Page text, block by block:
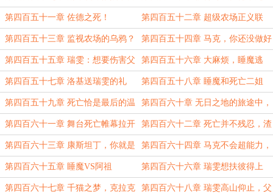
标是女超人！ 屈服
第四百五十一章 佐德之死！ 第四百五十二章 超级农场正义联
盟，你才是真正的英雄
第四百五十三章 监视农场的乌鸦？ 第四百五十四章 马克，你还没做好
准备拯救世界
第四百五十五章 瑞雯：想要伤害父
亲，神也杀给你看！
第四百五十六章 大麻烦，睡魔逃
脱！
第四百五十七章 洛基送瑞雯的礼
物：生日快乐
第四百五十八章 睡魔和死亡二姐
第四百五十九章 死亡恰是最后的温
柔
第四百六十章 无日之地的旅途中，
爸爸依然陪着你
第四百六十一章 舞台死亡帷幕拉开 第四百六十二章 死亡并不残忍，渣
康现身
第四百六十三章 康斯坦丁，你就是
个臭狗屎！
第四百六十四章 马克不会超能力，
但他反而值得学习
第四百六十五章 睡魔VS阿祖 第四百六十六章 瑞雯想扶彼得上
位！
第四百六十七章 千猫之梦，克拉克 第四百六十八章 瑞雯高山仰止，父